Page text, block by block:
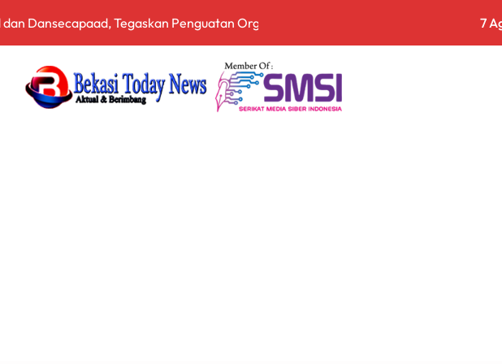
Dansecapaad, Tegaskan Penguatan Organisasi TNI AD yang Adaptif dan
Dinilai Harus Diusut Lewat Pendekatan TPPU Secara Menyeluruh
7